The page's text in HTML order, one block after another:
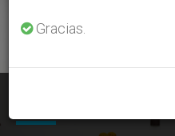
Gracias.